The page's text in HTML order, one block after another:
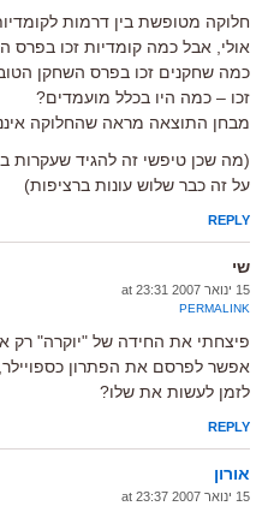
חלוקה מטופשת בין דרמות
אולי, אבל כמה קומדיות זכו בפרס
כמה שחקנים זכו בפרס השחקן
זכו – כמה היו בכלל מועמדים?
מבחן התוצאה מראה שהחלוקה
(מה שכן טיפשי זה להגיד שעקרות
על זה כבר שלוש עונות ברציפות)
REPLY
שי
15 ינואר 2007 at 23:31
PERMALINK
פיצחתי את החידה של "יוקרה" רק
אפשר לפרסם את הפתרון
לזמן לעשות את שלו?
REPLY
אורון
15 ינואר 2007 at 23:37